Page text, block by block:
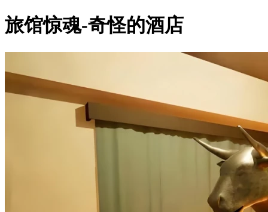
旅馆惊魂-奇怪的酒店